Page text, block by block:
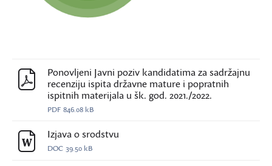
Ponovljeni Javni poziv kandidatima za sadržajnu
recenziju ispita državne mature i popratnih
ispitnih materijala u šk. god. 2021./2022.
PDF 846.08 kB
Izjava o srodstvu
DOC 39.50 kB